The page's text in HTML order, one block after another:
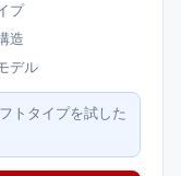
プ
造
デル
トタイプを試した